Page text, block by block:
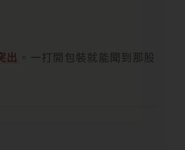
出 。一打開包裝就能聞到那股